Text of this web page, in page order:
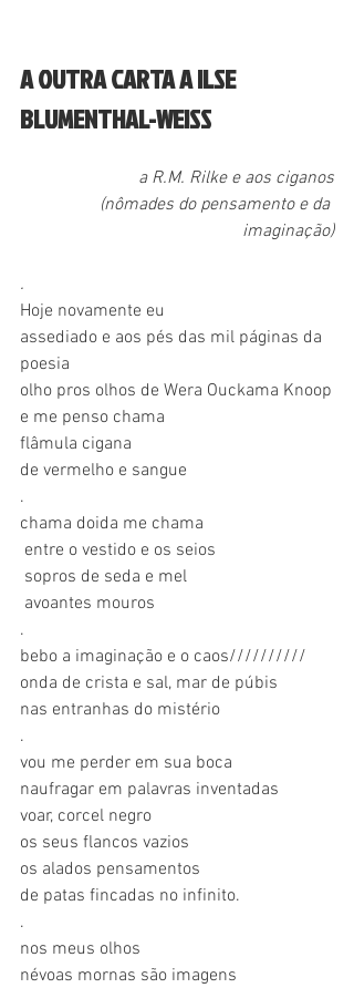
A OUTRA CARTA A ILSE
BLUMENTHAL-WEISS
a R.M. Rilke e aos ciganos
(nômades do pensamento e da
imaginação)
.
Hoje novamente eu
assediado e aos pés das mil páginas da
poesia
olho pros olhos de Wera Ouckama Knoop
e me penso chama
flâmula cigana
de vermelho e sangue
.
chama doida me chama
entre o vestido e os seios
sopros de seda e mel
avoantes mouros
.
bebo a imaginação e o caos//////////
onda de crista e sal, mar de púbis
nas entranhas do mistério
.
vou me perder em sua boca
naufragar em palavras inventadas
voar, corcel negro
os seus flancos vazios
os alados pensamentos
de patas fincadas no infinito.
.
nos meus olhos
névoas mornas são imagens